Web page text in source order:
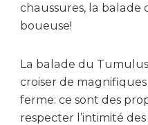
chaussures, la
boueuse!
La balade du
croiser de
ferme: ce sont des
respecter l’intimité